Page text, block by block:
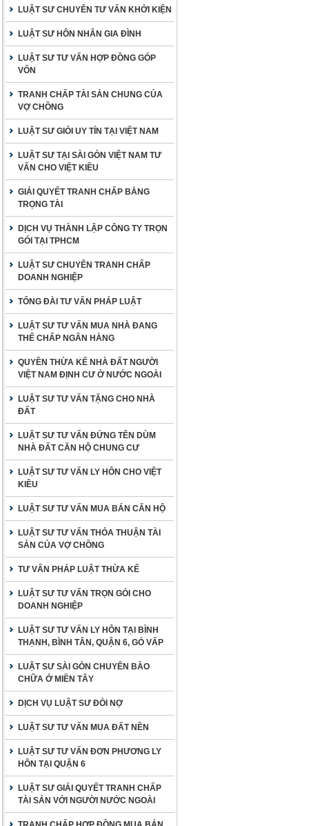
LUẬT SƯ CHUYÊN TƯ VẤN KHỞI KIỆN
LUẬT SƯ HÔN NHÂN GIA ĐÌNH
LUẬT SƯ TƯ VẤN HỢP ĐỒNG GÓP
VỐN
TRANH CHẤP TÀI SẢN CHUNG CỦA
VỢ CHỒNG
LUẬT SƯ GIỎI UY TÍN TẠI VIỆT NAM
LUẬT SƯ TẠI SÀI GÒN VIỆT NAM TƯ
VẤN CHO VIỆT KIỀU
GIẢI QUYẾT TRANH CHẤP BẰNG
TRỌNG TÀI
DỊCH VỤ THÀNH LẬP CÔNG TY TRỌN
GÓI TẠI TPHCM
LUẬT SƯ CHUYÊN TRANH CHẤP
DOANH NGHIỆP
TỔNG ĐÀI TƯ VẤN PHÁP LUẬT
LUẬT SƯ TƯ VẤN MUA NHÀ ĐANG
THẾ CHẤP NGÂN HÀNG
QUYỀN THỪA KẾ NHÀ ĐẤT NGƯỜI
VIỆT NAM ĐỊNH CƯ Ở NƯỚC NGOÀI
LUẬT SƯ TƯ VẤN TẶNG CHO NHÀ
ĐẤT
LUẬT SƯ TƯ VẤN ĐỨNG TÊN DÙM
NHÀ ĐẤT CĂN HỘ CHUNG CƯ
LUẬT SƯ TƯ VẤN LY HÔN CHO VIỆT
KIỀU
LUẬT SƯ TƯ VẤN MUA BÁN CĂN HỘ
LUẬT SƯ TƯ VẤN THỎA THUẬN TÀI
SẢN CỦA VỢ CHỒNG
TƯ VẤN PHÁP LUẬT THỪA KẾ
LUẬT SƯ TƯ VẤN TRỌN GÓI CHO
DOANH NGHIỆP
LUẬT SƯ TƯ VẤN LY HÔN TẠI BÌNH
THẠNH, BÌNH TÂN, QUẬN 6, GÒ VẤP
LUẬT SƯ SÀI GÒN CHUYÊN BÀO
CHỮA Ở MIỀN TÂY
DỊCH VỤ LUẬT SƯ ĐÒI NỢ
LUẬT SƯ TƯ VẤN MUA ĐẤT NỀN
LUẬT SƯ TƯ VẤN ĐƠN PHƯƠNG LY
HÔN TẠI QUẬN 6
LUẬT SƯ GIẢI QUYẾT TRANH CHẤP
TÀI SẢN VỚI NGƯỜI NƯỚC NGOÀI